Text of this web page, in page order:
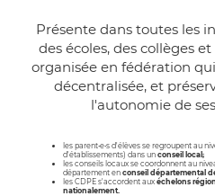
Présente dans toutes les
des écoles, des collèges
organisée en fédération
décentralisée, et
l'autonomie de
les parent•e•s d'élèves se regroupent au
d'établissements) dans un conseil local;
les conseils locaux se coordonnent au
département en conseil départemental
les CDPE s'accordent aux échelons
nationalement.